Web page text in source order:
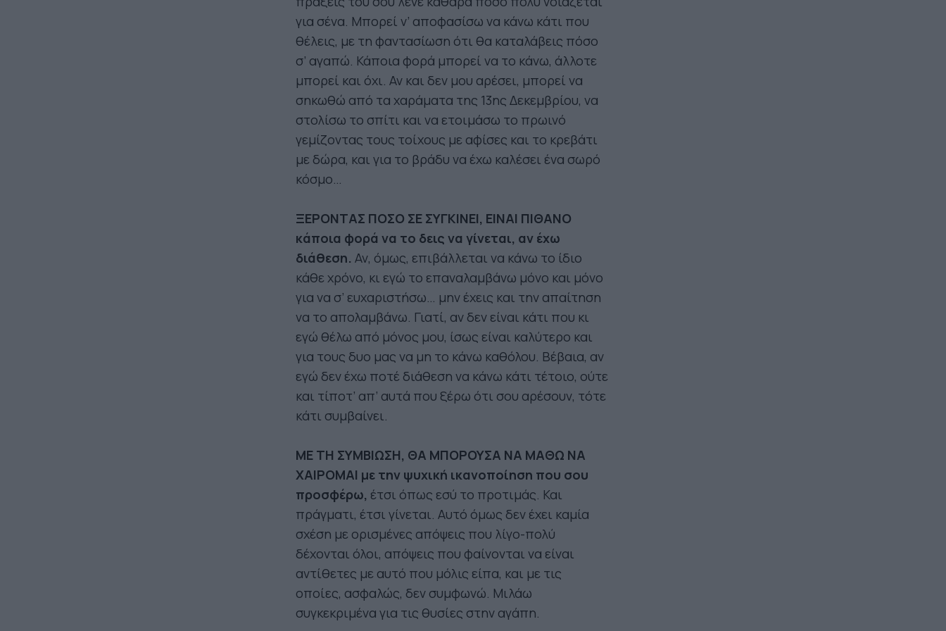
για σένα. Μπορεί ν’ αποφασίσω να κάνω κάτι που
θέλεις, με τη φαντασίωση ότι θα καταλάβεις πόσο
σ’ αγαπώ. Κάποια φορά μπορεί να το κάνω, άλλοτε
μπορεί και όχι. Αν και δεν μου αρέσει, μπορεί να
σηκωθώ από τα χαράματα της 13ης Δεκεμβρίου, να
στολίσω το σπίτι και να ετοιμάσω το πρωινό
γεμίζοντας τους τοίχους με αφίσες και το κρεβάτι
με δώρα, και για το βράδυ να έχω καλέσει ένα σωρό
κόσμο…
ΞΕΡΟΝΤΑΣ ΠΟΣΟ ΣΕ ΣΥΓΚΙΝΕΙ, ΕΙΝΑΙ ΠΙΘΑΝΟ
κάποια φορά να το δεις να γίνεται, αν έχω
διάθεση. Αν, όμως, επιβάλλεται να κάνω το ίδιο
κάθε χρόνο, κι εγώ το επαναλαμβάνω μόνο και μόνο
για να σ’ ευχαριστήσω… μην έχεις και την απαίτηση
να το απολαμβάνω. Γιατί, αν δεν είναι κάτι που κι
εγώ θέλω από μόνος μου, ίσως είναι καλύτερο και
για τους δυο μας να μη το κάνω καθόλου. Βέβαια, αν
εγώ δεν έχω ποτέ διάθεση να κάνω κάτι τέτοιο, ούτε
και τίποτ’ απ’ αυτά που ξέρω ότι σου αρέσουν, τότε
κάτι συμβαίνει.
ΜΕ ΤΗ ΣΥΜΒΙΩΣΗ, ΘΑ ΜΠΟΡΟΥΣΑ ΝΑ ΜΑΘΩ ΝΑ
ΧΑΙΡΟΜΑΙ με την ψυχική ικανοποίηση που σου
προσφέρω, έτσι όπως εσύ το προτιμάς. Και
πράγματι, έτσι γίνεται. Αυτό όμως δεν έχει καμία
σχέση με ορισμένες απόψεις που λίγο-πολύ
δέχονται όλοι, απόψεις που φαίνονται να είναι
αντίθετες με αυτό που μόλις είπα, και με τις
οποίες, ασφαλώς, δεν συμφωνώ. Μιλάω
συγκεκριμένα για τις θυσίες στην αγάπη.